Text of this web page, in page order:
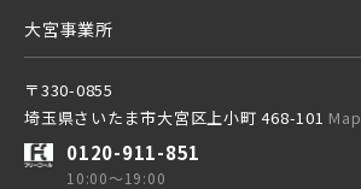
京成成田スカイアクセス線
京成千葉線
20棟以上の大型分譲
大宮事業所
〒330-0855
埼玉県さいたま市大宮区上小町 468-101 Map
0120-911-851
10:00～19:00